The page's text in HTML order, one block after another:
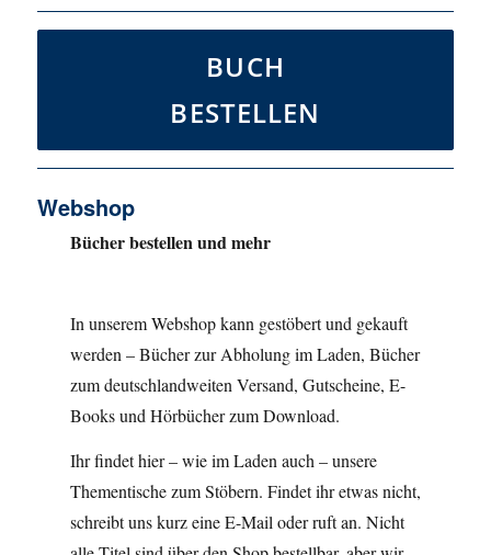
BUCH
BESTELLEN
Webshop
Bücher bestellen und mehr
In unserem Webshop kann gestöbert und gekauft
werden – Bücher zur Abholung im Laden, Bücher
zum deutschlandweiten Versand, Gutscheine, E-
Books und Hörbücher zum Download.
Ihr findet hier – wie im Laden auch – unsere
Thementische zum Stöbern. Findet ihr etwas nicht,
schreibt uns kurz eine E-Mail oder ruft an. Nicht